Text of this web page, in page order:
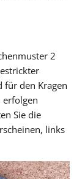
2
für den Kragen
erfolgen
Sie die
links